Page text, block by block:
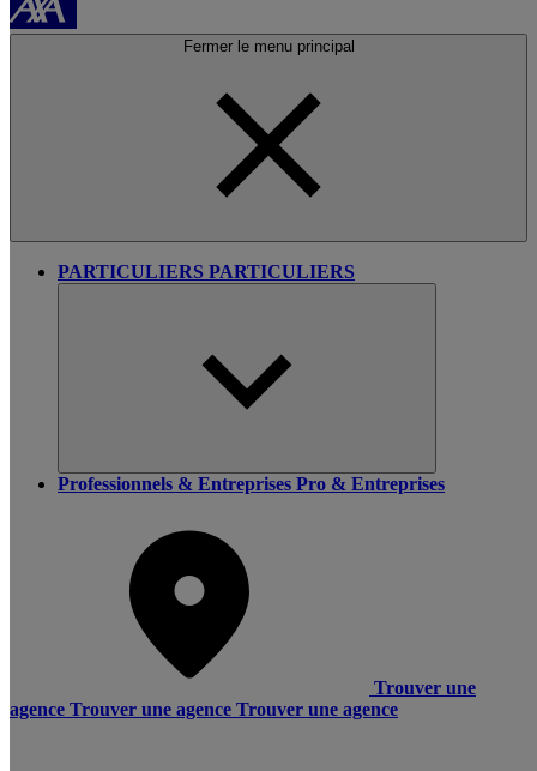
Fermer le menu principal
PARTICULIERS PARTICULIERS
Professionnels & Entreprises Pro & Entreprises
Trouver une
agence Trouver une agence Trouver une agence